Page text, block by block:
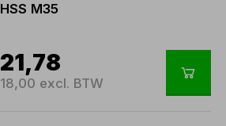
HSS M35
21,78
18,00 excl. BTW